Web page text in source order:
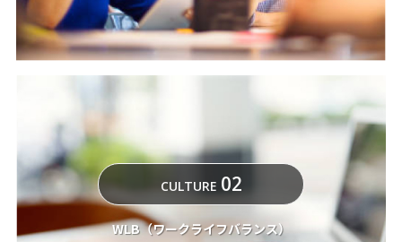
CULTURE 02
WLB（ワークライフバランス）